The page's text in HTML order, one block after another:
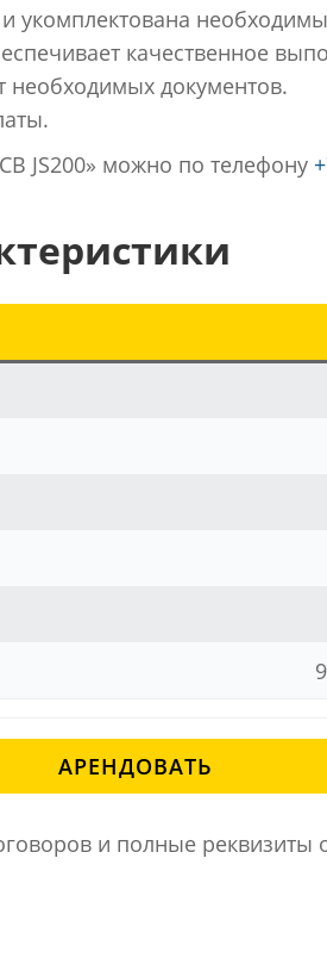
укомплектована
качественное
необходимых документов.
JS200» можно по телефону
АРЕНДОВАТЬ
и полные реквизиты